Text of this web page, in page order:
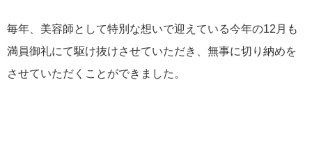
毎年、美容師として特別な想いで迎えている今年の12月も
満員御礼にて駆け抜けさせていただき、無事に切り納めを
させていただくことができました。